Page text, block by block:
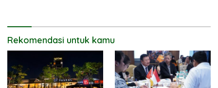
Rekomendasi untuk kamu